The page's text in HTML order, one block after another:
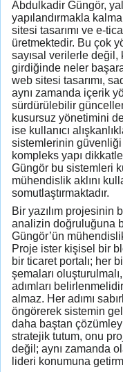
Abdulkadir Güngör,
yapılandırmakla
sitesi tasarımı ve e-
üretmektedir. Bu çok
sayısal verilerle değil,
girdiğinde neler
web sitesi tasarımı,
aynı zamanda içerik
sürdürülebilir
kusursuz yönetimini
ise kullanıcı
sistemlerinin
kompleks yapı
Güngör bu sistemleri
mühendislik aklını
somutlaştırmaktadır.
Bir yazılım projesinin
analizin doğruluğuna
Güngör’ün
Proje ister kişisel bir
bir ticaret portalı; her
şemaları
adımları
almaz. Her adımı
öngörerek sistemin
daha baştan
stratejik tutum, onu
değil; aynı zamanda
lideri konumuna